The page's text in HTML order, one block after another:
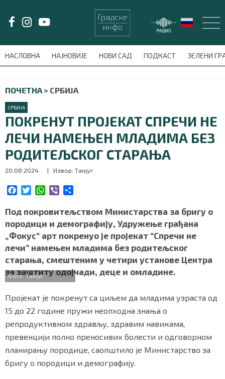
НАСЛОВНА НАЈНОВИЈЕ НОВИ САД ПОДКАСТ ЗЕЛЕНИ
meni'); $this_item = current( wp_filter_object_list(
ПОЧЕТНА > СРБИЈА
СРБИЈА
ПОКРЕНУТ ПРОЈЕКАТ СПРЕЧИ НЕ
ЛЕЧИ НАМЕЊЕН МЛАДИМА БЕЗ
РОДИТЕЉСКОГ СТАРАЊА
20.08.2024. | Извор: Танјуг
c
e
b
o
o
k
i
t
t
e
r
W
a
t
s
A
p
p
b
e
r
a
r
e
Под покровитељством Министарства за бригу о
породици и демографију, Удружење грађана
„Фокус“ арт покренуо је пројекат “Спречи не
лечи” намењен младима без родитељског
старања, смештеним у четири установе Центра
за заштиту одојчади, деце и омладине.
Фото: Танјуг
Пројекат је покренут са циљем да младима узраста од
15 до 22 године пружи неопходна знања о
репродуктивном здрављу, здравим навикама,
превенцији полно преносивих болести и одговорном
планирању породице, саопштило је Министарство за
бригу о породици и демографију.
LAT/ЋИР
НАСЛОВНА
НАЈНОВИЈЕ
НОВИ САД
ПОДКАСТ
ЗЕЛЕНИ ГРАД
ВИДЕО
СПЕЦИЈАЛИ
БЛОГ
СРБИЈА
СВЕТ
ЖИВОТ И СТИЛ
СПОРТ
БИЗНИС